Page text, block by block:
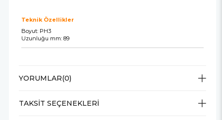
Teknik Özellikler
Boyut: PH3
Uzunluğu mm: 89
YORUMLAR(0)
TAKSIT SEÇENEKLERI